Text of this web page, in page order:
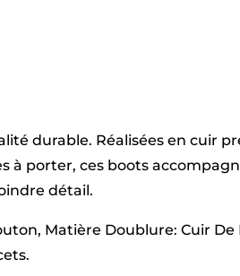
durable. Réalisées en cuir
porter, ces boots
détail.
Matière Doublure: Cuir